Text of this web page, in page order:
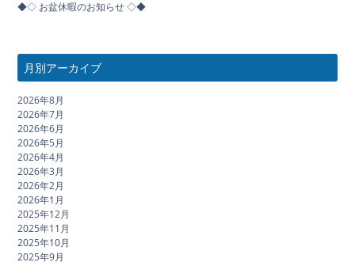
◆◇ お盆休暇のお知らせ ◇◆
月別アーカイブ
2026年8月
2026年7月
2026年6月
2026年5月
2026年4月
2026年3月
2026年2月
2026年1月
2025年12月
2025年11月
2025年10月
2025年9月